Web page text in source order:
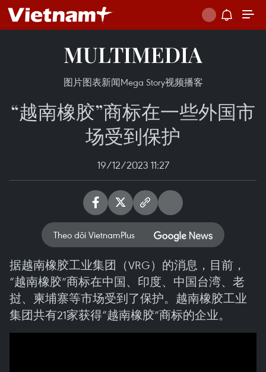
MULTIMEDIA
图片图表新闻Mega Story视频播客
“越南橡胶”商标在一些外国市
场受到保护
19/12/2023 11:27
Theo dõi VietnamPlus
据越南橡胶工业集团（VRG）的消息，目前，
“越南橡胶”商标在中国、印度、中国台湾、老
挝、柬埔寨等市场受到了保护。越南橡胶工业
集团共有21家获得“越南橡胶”商标的企业。